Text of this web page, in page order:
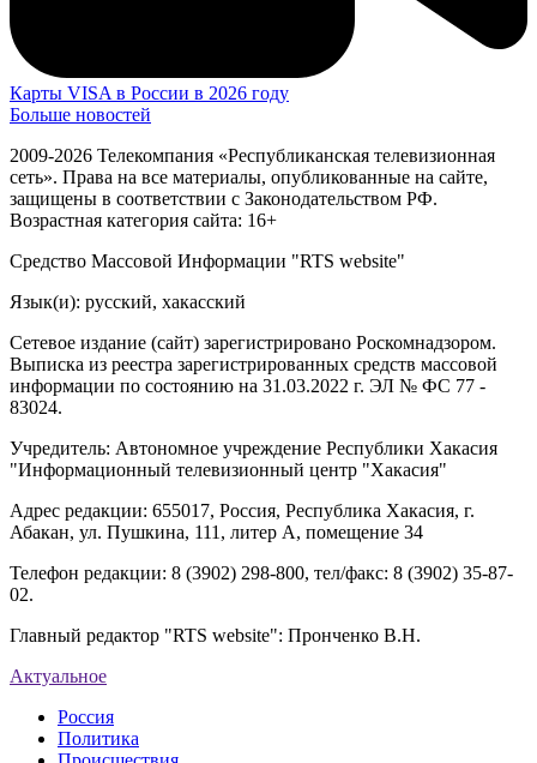
Карты VISA в России в 2026 году
Больше новостей
2009-2026 Телекомпания «Республиканская телевизионная
сеть». Права на все материалы, опубликованные на сайте,
защищены в соответствии с Законодательством РФ.
Возрастная категория сайта: 16+
Средство Массовой Информации "RTS website"
Язык(и): русский, хакасский
Сетевое издание (сайт) зарегистрировано Роскомнадзором.
Выписка из реестра зарегистрированных средств массовой
информации по состоянию на 31.03.2022 г. ЭЛ № ФС 77 -
83024.
Учредитель: Автономное учреждение Республики Хакасия
"Информационный телевизионный центр "Хакасия"
Адрес редакции: 655017, Россия, Республика Хакасия, г.
Абакан, ул. Пушкина, 111, литер А, помещение 34
Телефон редакции: 8 (3902) 298-800, тел/факс: 8 (3902) 35-87-
02.
Главный редактор "RTS website": Пронченко В.Н.
Актуальное
Россия
Политика